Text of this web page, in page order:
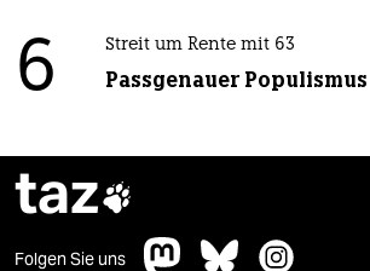
6 Streit um Rente mit 63
Passgenauer Populismus
taz
Folgen Sie uns